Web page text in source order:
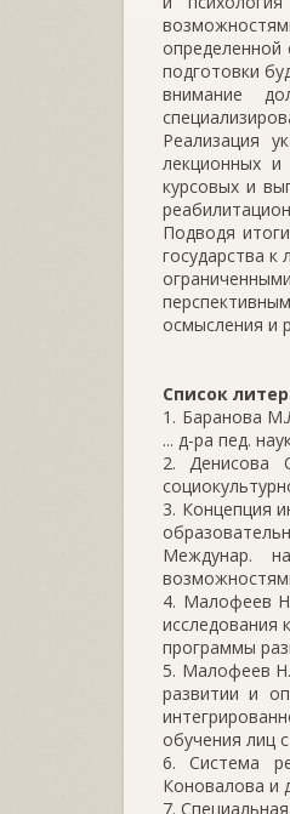
определенной
подготовки
внимание
Реализация
лекционных и
курсовых и
Подводя
государства к
осмысления и
Список
1. Баранова
... д-ра пед.
2. Денисова
3. Концепция
Междунар.
4. Малофеев
исследования
программы
5. Малофеев
развитии и
обучения лиц
6. Система
Коновалова и
7.